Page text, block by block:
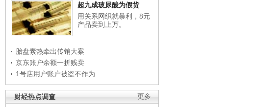
超九成玻尿酸为假货
用关系网织就暴利，8元
产品卖到上万。
胎盘素热牵出传销大案
京东账户余额一折贱卖
1号店用户账户被盗不作为
更多
财经热点调查